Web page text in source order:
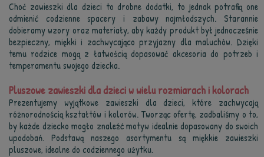
Choć zawieszki dla dzieci to drobne dodatki, to jednak potrafią one
odmienić codzienne spacery i zabawy najmłodszych. Starannie
dobieramy wzory oraz materiały, aby każdy produkt był jednocześnie
bezpieczny, miękki i zachwycająco przyjazny dla maluchów. Dzięki
temu rodzice mogą z łatwością dopasować akcesoria do potrzeb i
temperamentu swojego dziecka.
Pluszowe zawieszki dla dzieci w wielu rozmiarach i kolorach
Prezentujemy wyjątkowe zawieszki dla dzieci, które zachwycają
różnorodnością kształtów i kolorów. Tworząc ofertę, zadbaliśmy o to,
by każde dziecko mogło znaleźć motyw idealnie dopasowany do swoich
upodobań. Podstawą naszego asortymentu są miękkie zawieszki
pluszowe, idealne do codziennego użytku.